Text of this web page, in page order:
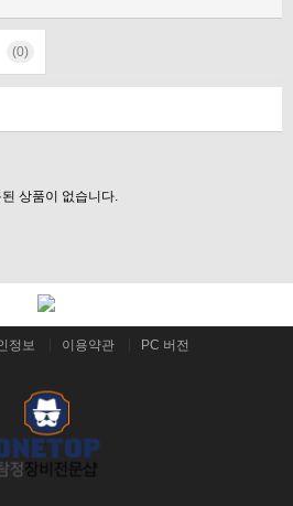
(0)
된 상품이 없습니다.
정보 이용약관 PC 버전